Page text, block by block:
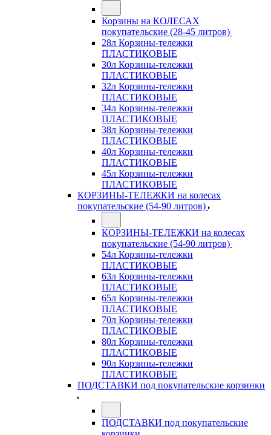
Корзины на КОЛЕСАХ
покупательские (28-45 литров)
28л Корзины-тележки
ПЛАСТИКОВЫЕ
30л Корзины-тележки
ПЛАСТИКОВЫЕ
32л Корзины-тележки
ПЛАСТИКОВЫЕ
34л Корзины-тележки
ПЛАСТИКОВЫЕ
38л Корзины-тележки
ПЛАСТИКОВЫЕ
40л Корзины-тележки
ПЛАСТИКОВЫЕ
45л Корзины-тележки
ПЛАСТИКОВЫЕ
КОРЗИНЫ-ТЕЛЕЖКИ на колесах
покупательские (54-90 литров)
КОРЗИНЫ-ТЕЛЕЖКИ на колесах
покупательские (54-90 литров)
54л Корзины-тележки
ПЛАСТИКОВЫЕ
63л Корзины-тележки
ПЛАСТИКОВЫЕ
65л Корзины-тележки
ПЛАСТИКОВЫЕ
70л Корзины-тележки
ПЛАСТИКОВЫЕ
80л Корзины-тележки
ПЛАСТИКОВЫЕ
90л Корзины-тележки
ПЛАСТИКОВЫЕ
ПОДСТАВКИ под покупательские корзинки
ПОДСТАВКИ под покупательские